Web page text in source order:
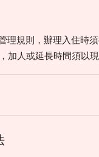
理規則，辦理入住時
加人或延長時間須以現